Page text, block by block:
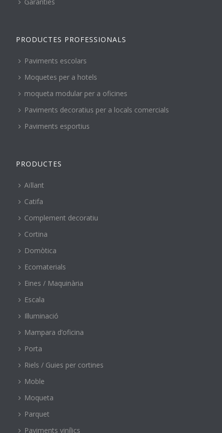
PRODUCTES PROFESSIONALS
Paviments escolars
Moquetes per a hotels
moqueta modular per a oficines
Paviments decoratius per a locals comercials
Paviments esportius
PRODUCTES
Aïllant
Catifa
Complement decoratiu
Cortina
Domòtica
Ecomaterials
Eines / Maquinària
Escala
Il·luminació
Mampara d’oficina
Porta
Riels / Guies per cortines
Moble
Moqueta
Parquet
Paviments vinílics